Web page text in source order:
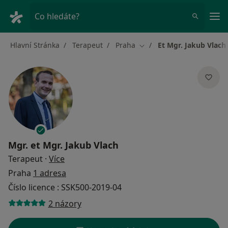
Co hledáte?
Hlavní Stránka Terapeut Praha Změna města
Et Mgr. Jakub Vlach
Mgr. et Mgr. Jakub Vlach
Terapeut · Více
Praha 1 adresa
Číslo licence : SSK500-2019-04
2 názory